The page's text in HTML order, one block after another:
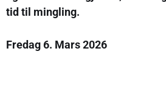
tid til mingling.
Fredag 6. Mars 2026